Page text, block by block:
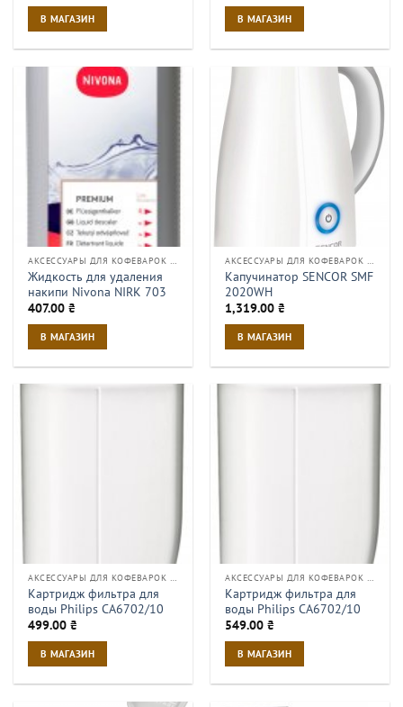
В МАГАЗИН В МАГАЗИН
АКСЕССУАРЫ ДЛЯ КОФЕВАРОК И КОФЕМАШИН
Жидкость для удаления
накипи Nivona NIRK 703
407.00₴
В МАГАЗИН
АКСЕССУАРЫ ДЛЯ КОФЕВАРОК И КОФЕМАШИН
Капучинатор SENCOR SMF
2020WH
1,319.00₴
В МАГАЗИН
АКСЕССУАРЫ ДЛЯ КОФЕВАРОК И КОФЕМАШИН
Картридж фильтра для
воды Philips CA6702/10
499.00₴
В МАГАЗИН
АКСЕССУАРЫ ДЛЯ КОФЕВАРОК И КОФЕМАШИН
Картридж фильтра для
воды Philips CA6702/10
549.00₴
В МАГАЗИН